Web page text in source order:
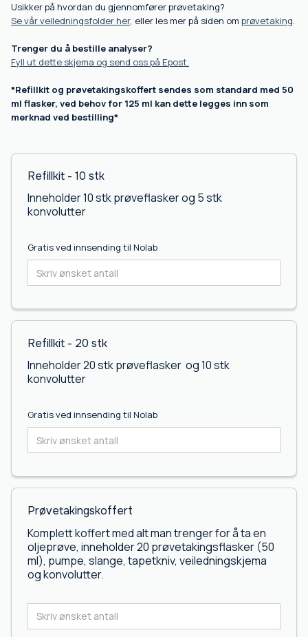
Usikker på hvordan du gjennomfører prøvetaking?
Se vår veiledningsfolder her, eller les mer på siden om prøvetaking.
Trenger du å bestille analyser?
Fyll ut dette skjema og send oss på Epost.
*Refillkit og prøvetakingskoffert sendes som standard med 50
ml flasker, ved behov for 125 ml kan dette legges inn som
merknad ved bestilling*
Refillkit - 10 stk
Inneholder 10 stk prøveflasker og 5 stk
konvolutter
Gratis ved innsending til Nolab
Refillkit - 20 stk
Inneholder 20 stk prøveflasker og 10 stk
konvolutter
Gratis ved innsending til Nolab
Prøvetakingskoffert
Komplett koffert med alt man trenger for å ta en
oljeprøve, inneholder 20 prøvetakingsflasker (50
ml), pumpe, slange, tapetkniv, veiledningskjema
og konvolutter.